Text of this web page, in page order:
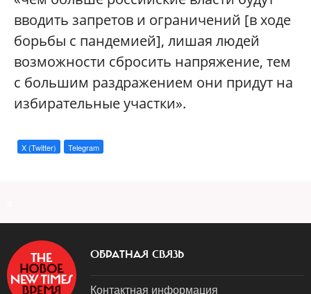
вводить запретов и ограничений [в ходе
борьбы с пандемией], лишая людей
возможности сбросить напряжение, тем
с большим раздражением они придут на
избирательные участки».
X (Twitter) Telegram
ОБРАТНАЯ СВЯЗЬ
Контактная информация